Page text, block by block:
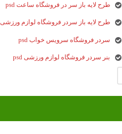
طرح لایه باز سر در فروشگاه ساعت psd
طرح لایه باز سردر فروشگاه لوازم ورزشی psd
سردر فروشگاه سرویس خواب psd
بنر سردر فروشگاه لوازم ورزشی psd